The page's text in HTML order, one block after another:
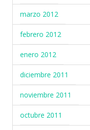
marzo 2012
febrero 2012
enero 2012
diciembre 2011
noviembre 2011
octubre 2011